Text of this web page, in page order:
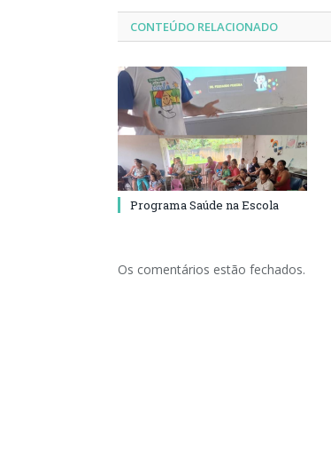
CONTEÚDO RELACIONADO
Programa Saúde na Escola
Os comentários estão fechados.